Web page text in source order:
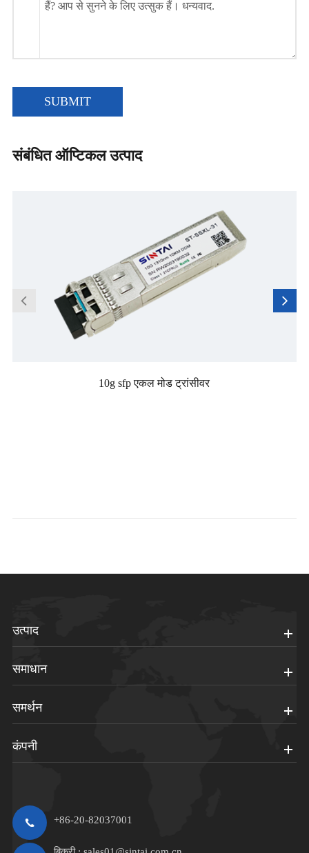
SUBMIT
संबंधित ऑप्टिकल उत्पाद
10g sfp एकल मोड ट्रांसीवर
उत्पाद
समाधान
समर्थन
कंपनी
+86-20-82037001